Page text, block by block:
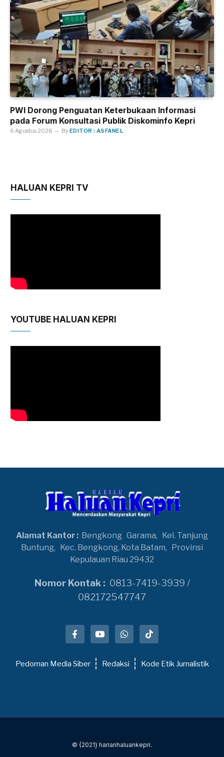
PWI Dorong Penguatan Keterbukaan Informasi
pada Forum Konsultasi Publik Diskominfo Kepri
6 Agustus 2026 ByEDITOR : ASFANEL
HALUAN KEPRI TV
YOUTUBE HALUAN KEPRI
Alamat Kantor : Bengkong Garama, Kel. Tanjung
Buntung, Kec. Bengkong, Kota Batam, Provinsi
Kepulauan Riau 29432
Nomor Kontak : 0813-7419-3939 /
082172547747
Pedoman Media Siber Redaksi Kode Etik Jurnalistik
© {2021} harianhaluankepri.